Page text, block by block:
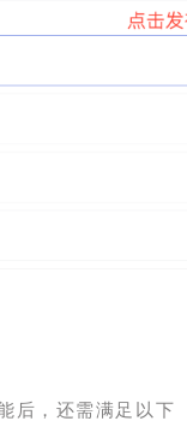
后，还需满足以下